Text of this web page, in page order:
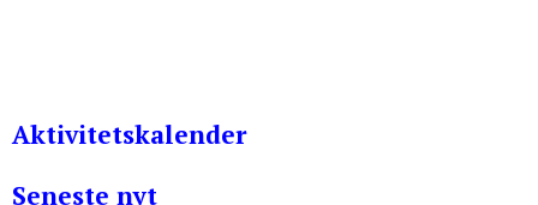
Aktivitetskalender
Seneste nyt